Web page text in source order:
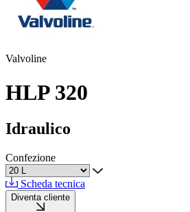
Valvoline
HLP 320
Idraulico
Confezione
Scheda tecnica
Diventa cliente